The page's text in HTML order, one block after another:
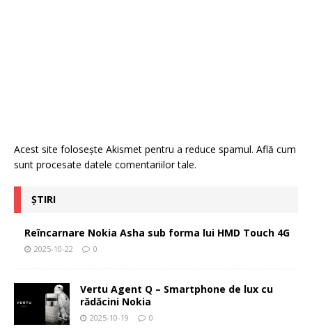
Acest site folosește Akismet pentru a reduce spamul. Află cum
sunt procesate datele comentariilor tale.
ȘTIRI
Reîncarnare Nokia Asha sub forma lui HMD Touch 4G
2025-10-22 0
Vertu Agent Q – Smartphone de lux cu
rădăcini Nokia
2025-10-19 0